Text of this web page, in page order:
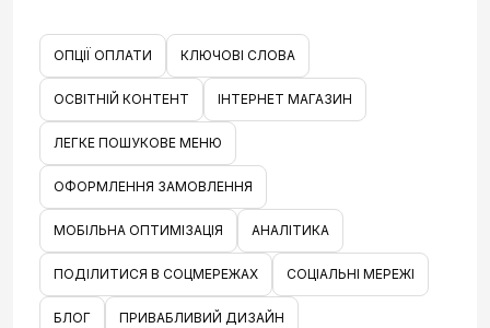
ОПЦІЇ ОПЛАТИ КЛЮЧОВІ СЛОВА
ОСВІТНІЙ КОНТЕНТ ІНТЕРНЕТ МАГАЗИН
ЛЕГКЕ ПОШУКОВЕ МЕНЮ
ОФОРМЛЕННЯ ЗАМОВЛЕННЯ
МОБІЛЬНА ОПТИМІЗАЦІЯ АНАЛІТИКА
ПОДІЛИТИСЯ В СОЦМЕРЕЖАХ СОЦІАЛЬНІ МЕРЕЖІ
БЛОГ ПРИВАБЛИВИЙ ДИЗАЙН